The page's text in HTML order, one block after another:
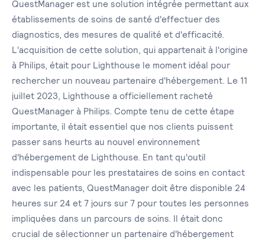
QuestManager est une solution intégrée permettant aux
établissements de soins de santé d'effectuer des
diagnostics, des mesures de qualité et d'efficacité.
L'acquisition de cette solution, qui appartenait à l'origine
à Philips, était pour Lighthouse le moment idéal pour
rechercher un nouveau partenaire d'hébergement. Le 11
juillet 2023, Lighthouse a officiellement racheté
QuestManager à Philips. Compte tenu de cette étape
importante, il était essentiel que nos clients puissent
passer sans heurts au nouvel environnement
d'hébergement de Lighthouse. En tant qu'outil
indispensable pour les prestataires de soins en contact
avec les patients, QuestManager doit être disponible 24
heures sur 24 et 7 jours sur 7 pour toutes les personnes
impliquées dans un parcours de soins. Il était donc
crucial de sélectionner un partenaire d'hébergement